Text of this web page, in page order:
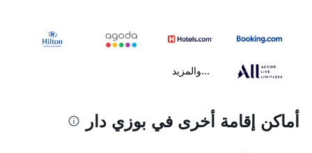
...والمزيد
أماكن إقامة أخرى في بوزي دار